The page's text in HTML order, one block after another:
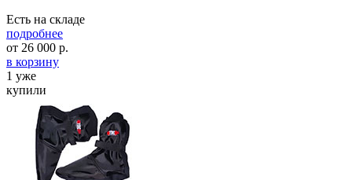
Есть на складе
подробнее
от 26 000 р.
в корзину
1 уже
купили